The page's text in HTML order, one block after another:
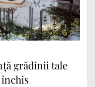
grădinii tale